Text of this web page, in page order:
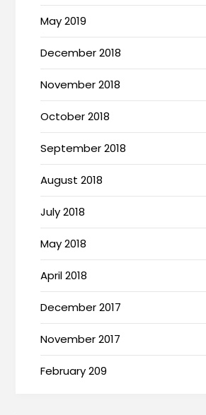
May 2019
December 2018
November 2018
October 2018
September 2018
August 2018
July 2018
May 2018
April 2018
December 2017
November 2017
February 209